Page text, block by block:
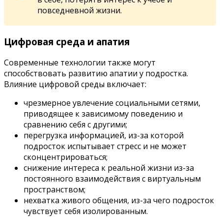
повседневной жизни.
Цифровая среда и апатия
Современные технологии также могут
способствовать развитию апатии у подростка.
Влияние цифровой среды включает:
чрезмерное увлечение социальными сетями,
приводящее к зависимому поведению и
сравнению себя с другими;
перегрузка информацией, из-за которой
подросток испытывает стресс и не может
сконцентрироваться;
снижение интереса к реальной жизни из-за
постоянного взаимодействия с виртуальным
пространством;
нехватка живого общения, из-за чего подросток
чувствует себя изолированным.